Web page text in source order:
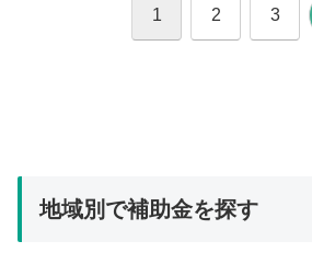
1 2 3
地域別で補助金を探す